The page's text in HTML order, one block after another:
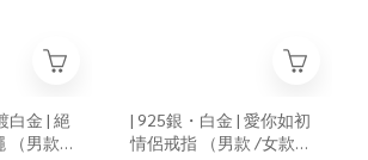
白金 | 絕
（男款 /
| 925銀・白金 | 愛你如初
情侶戒指 （男款 /女款）